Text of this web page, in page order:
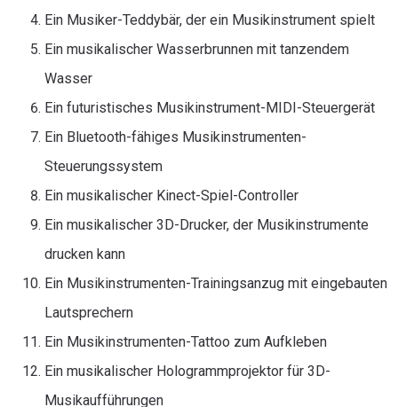
Ein Musiker-Teddybär, der ein Musikinstrument spielt
Ein musikalischer Wasserbrunnen mit tanzendem
Wasser
Ein futuristisches Musikinstrument-MIDI-Steuergerät
Ein Bluetooth-fähiges Musikinstrumenten-
Steuerungssystem
Ein musikalischer Kinect-Spiel-Controller
Ein musikalischer 3D-Drucker, der Musikinstrumente
drucken kann
Ein Musikinstrumenten-Trainingsanzug mit eingebauten
Lautsprechern
Ein Musikinstrumenten-Tattoo zum Aufkleben
Ein musikalischer Hologrammprojektor für 3D-
Musikaufführungen